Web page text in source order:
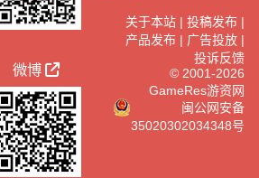
微博
关于本站| 投稿发布|
产品发布| 广告投放|
投诉反馈
© 2001-2026
GameRes游资网
闽公网安备
35020302034348号